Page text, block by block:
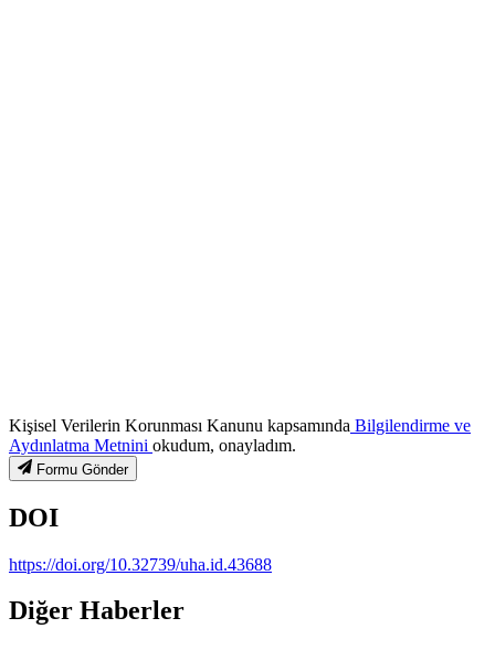
Kişisel Verilerin Korunması Kanunu kapsamında Bilgilendirme ve
Aydınlatma Metnini okudum, onayladım.
Formu Gönder
DOI
https://doi.org/10.32739/uha.id.43688
Diğer Haberler